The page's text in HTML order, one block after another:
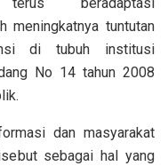
meningkatnya tuntutan
di tubuh institusi
No 14 tahun 2008
dan masyarakat
sebagai hal yang